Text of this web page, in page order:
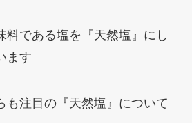
料である塩を『天然塩』にし
ます
も注目の『天然塩』について